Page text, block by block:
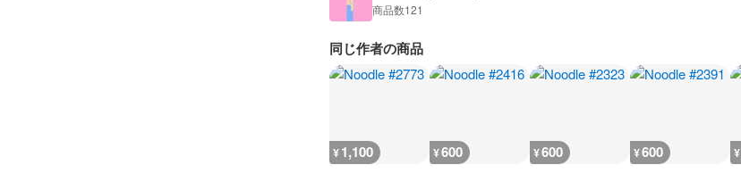
商品数121
同じ作者の商品
¥1,100 ¥600 ¥600 ¥600 ¥